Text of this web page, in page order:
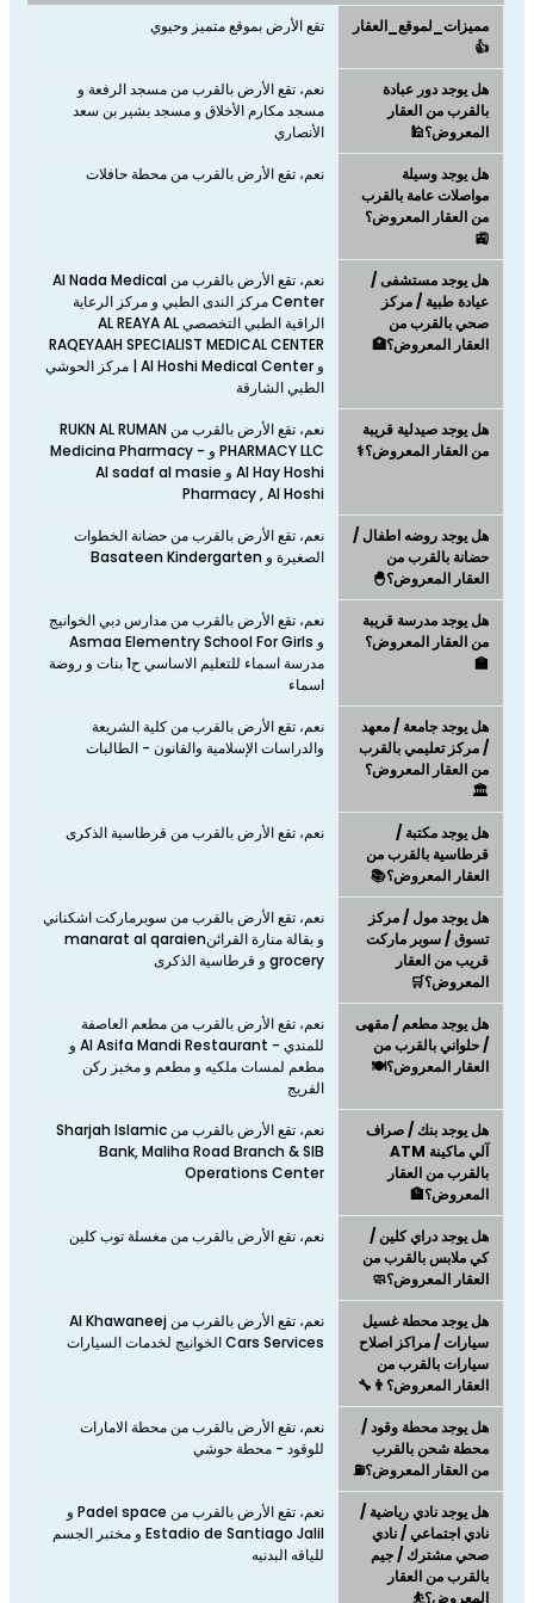
مميزات_لموقع_العقار
👍
تقع الأرض بموقع متميز وحيوي
هل يوجد دور عبادة
بالقرب من العقار
المعروض؟🕌
نعم، تقع الأرض بالقرب من مسجد الرفعة و
مسجد مكارم الأخلاق و مسجد بشير بن سعد
الأنصاري
هل يوجد وسيلة
مواصلات عامة بالقرب
من العقار المعروض؟
🚉
نعم، تقع الأرض بالقرب من محطة حافلات
هل يوجد مستشفى /
عيادة طبية / مركز
صحي بالقرب من
العقار المعروض؟🏥
نعم، تقع الأرض بالقرب من Al Nada Medical
Center مركز الندى الطبي و مركز الرعاية
الراقية الطبي التخصصي AL REAYA AL
RAQEYAAH SPECIALIST MEDICAL CENTER
و Al Hoshi Medical Center | مركز الحوشي
الطبي الشارقة
هل يوجد صيدلية قريبة
من العقار المعروض؟⚕️
نعم، تقع الأرض بالقرب من RUKN AL RUMAN
PHARMACY LLC و Medicina Pharmacy -
Al Hay Hoshi و Al sadaf al masie
Pharmacy , Al Hoshi
هل يوجد روضه اطفال /
حضانة بالقرب من
العقار المعروض؟🐣
نعم، تقع الأرض بالقرب من حضانة الخطوات
الصغيرة و Basateen Kindergarten
هل يوجد مدرسة قريبة
من العقار المعروض؟
🏫
نعم، تقع الأرض بالقرب من مدارس دبي الخوانيج
و Asmaa Elementry School For Girls
مدرسة اسماء للتعليم الاساسي ح1 بنات و روضة
اسماء
هل يوجد جامعة / معهد
/ مركز تعليمي بالقرب
من العقار المعروض؟
🏛️
نعم، تقع الأرض بالقرب من كلية الشريعة
والدراسات الإسلامية والقانون - الطالبات
هل يوجد مكتبة /
قرطاسية بالقرب من
العقار المعروض؟📚
نعم، تقع الأرض بالقرب من قرطاسية الذكرى
هل يوجد مول / مركز
تسوق / سوبر ماركت
قريب من العقار
المعروض؟🛒
نعم، تقع الأرض بالقرب من سوبرماركت اشكناني
و بقالة منارة القرائنmanarat al qaraien
grocery و قرطاسية الذكرى
هل يوجد مطعم / مقهى
/ حلواني بالقرب من
العقار المعروض؟🍽️
نعم، تقع الأرض بالقرب من مطعم العاصفة
للمندي - Al Asifa Mandi Restaurant و
مطعم لمسات ملكيه و مطعم و مخبز ركن
الفريج
هل يوجد بنك / صراف
آلي ماكينة ATM
بالقرب من العقار
المعروض؟🏦
نعم، تقع الأرض بالقرب من Sharjah Islamic
Bank, Maliha Road Branch & SIB
Operations Center
هل يوجد دراي كلين /
كي ملابس بالقرب من
العقار المعروض؟🧼
نعم، تقع الأرض بالقرب من مغسلة توب كلين
هل يوجد محطة غسيل
سيارات / مراكز اصلاح
سيارات بالقرب من
العقار المعروض؟👨‍🔧
نعم، تقع الأرض بالقرب من Al Khawaneej
Cars Services الخوانيج لخدمات السيارات
هل يوجد محطة وقود /
محطة شحن بالقرب
من العقار المعروض؟⛽
نعم، تقع الأرض بالقرب من محطة الامارات
للوقود - محطة حوشي
هل يوجد نادي رياضية /
نادي اجتماعي / نادي
صحي مشترك / جيم
بالقرب من العقار
المعروض؟⛹
نعم، تقع الأرض بالقرب من Padel space و
Estadio de Santiago Jalil و مختبر الجسم
للياقه البدنيه